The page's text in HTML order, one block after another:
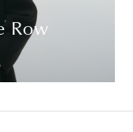
Row